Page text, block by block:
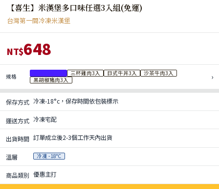
【喜生】米漢堡多口味任選3入組(免運)
台灣第一間冷凍米漢堡
NT$648
規格 三杯雞肉3入 日式牛丼3入
沙茶牛肉3入
黑胡椒豬肉3入
›
保存方式 冷凍-18°c，保存時間依包裝標示
運送方式 冷凍宅配
出貨時間 訂單成立後2-3個工作天內出貨
溫層 冷凍 -18°C
商品類別 優惠主打